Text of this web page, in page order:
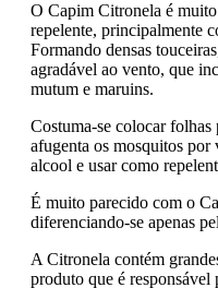
O Capim Citronela é
repelente, principalmente
Formando densas
agradável ao vento, que
mutum e maruins.
Costuma-se colocar folhas
afugenta os mosquitos
alcool e usar como
É muito parecido com o
diferenciando-se apenas
A Citronela contém
produto que é responsável